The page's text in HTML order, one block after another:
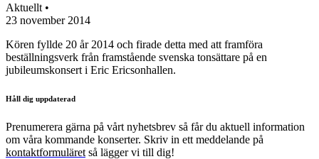
Aktuellt •
23 november 2014
Kören fyllde 20 år 2014 och firade detta med att framföra
beställningsverk från framstående svenska tonsättare på en
jubileumskonsert i Eric Ericsonhallen.
Håll dig uppdaterad
Prenumerera gärna på vårt nyhetsbrev så får du aktuell information
om våra kommande konserter. Skriv in ett meddelande på
kontaktformuläret så lägger vi till dig!